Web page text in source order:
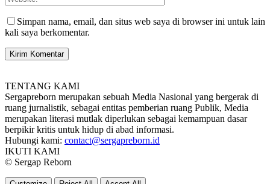
Simpan nama, email, dan situs web saya di browser ini untuk lain
kali saya berkomentar.
TENTANG KAMI
Sergapreborn merupakan sebuah Media Nasional yang bergerak di
ruang jurnalistik, sebagai entitas pemberian ruang Publik, Media
merupakan literasi mutlak diperlukan sebagai kemampuan dasar
berpikir kritis untuk hidup di abad informasi.
Hubungi kami: contact@sergapreborn.id
IKUTI KAMI
© Sergap Reborn